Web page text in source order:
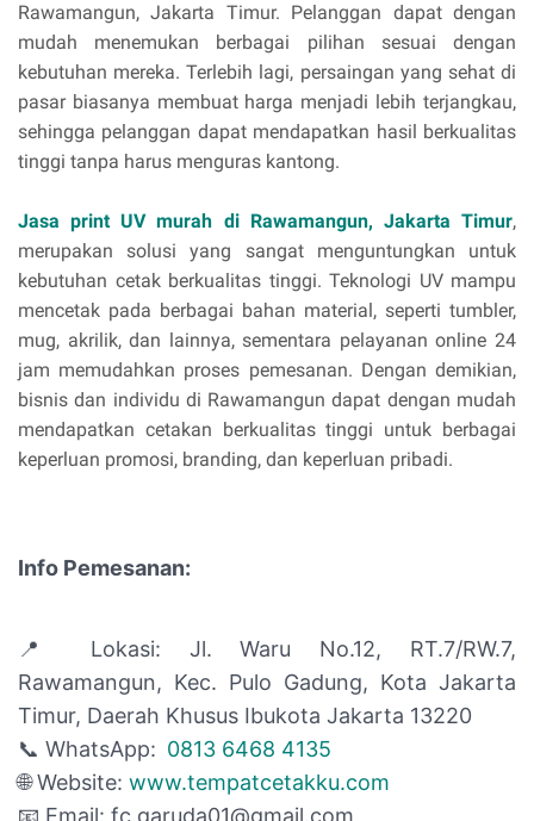
Rawamangun, Jakarta Timur. Pelanggan dapat dengan
mudah menemukan berbagai pilihan sesuai dengan
kebutuhan mereka. Terlebih lagi, persaingan yang sehat di
pasar biasanya membuat harga menjadi lebih terjangkau,
sehingga pelanggan dapat mendapatkan hasil berkualitas
tinggi tanpa harus menguras kantong.
Jasa print UV murah di Rawamangun, Jakarta Timur,
merupakan solusi yang sangat menguntungkan untuk
kebutuhan cetak berkualitas tinggi. Teknologi UV mampu
mencetak pada berbagai bahan material, seperti tumbler,
mug, akrilik, dan lainnya, sementara pelayanan online 24
jam memudahkan proses pemesanan. Dengan demikian,
bisnis dan individu di Rawamangun dapat dengan mudah
mendapatkan cetakan berkualitas tinggi untuk berbagai
keperluan promosi, branding, dan keperluan pribadi.
Info Pemesanan:
📍 Lokasi: Jl. Waru No.12, RT.7/RW.7,
Rawamangun, Kec. Pulo Gadung, Kota Jakarta
Timur, Daerah Khusus Ibukota Jakarta 13220
📞 WhatsApp: 0813 6468 4135
🌐 Website: www.tempatcetakku.com